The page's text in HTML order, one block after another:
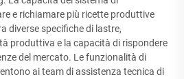
e richiamare più ricette produttive
diverse specifiche di lastre,
produttiva e la capacità di rispondere
del mercato. Le funzionalità di
ai team di assistenza tecnica di